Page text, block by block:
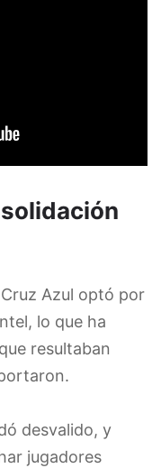
Azul optó por
lo que ha
resultaban
desvalido, y
jugadores